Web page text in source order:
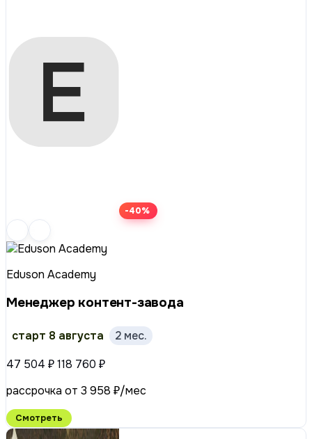
-40%
Eduson Academy
Менеджер контент-завода
старт 8 августа
2 мес.
47 504 ₽118 760 ₽
рассрочка от 3 958 ₽/мес
Смотреть